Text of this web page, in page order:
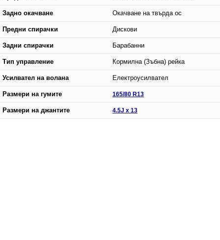
Задно окачване Окачване на твърда ос
Предни спирачки Дискови
Задни спирачки Барабанни
Тип управление Кормилна (Зъбна) рейка
Усилвател на волана Електроусилвател
Размери на гумите 165/80 R13
Размери на джантите 4.5J x 13